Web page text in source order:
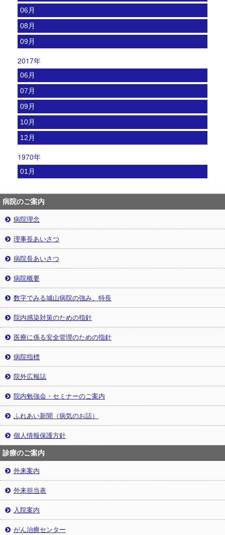
06月
08月
09月
2017年
06月
07月
09月
10月
12月
1970年
01月
病院のご案内
病院理念
理事長あいさつ
病院長あいさつ
病院概要
数字でみる城山病院の強み、特長
院内感染対策のための指針
医療に係る安全管理のための指針
病院指標
院外広報誌
院内勉強会・セミナーのご案内
ふれあい新聞（病気のお話）
個人情報保護方針
診療のご案内
外来案内
外来担当表
入院案内
がん治療センター